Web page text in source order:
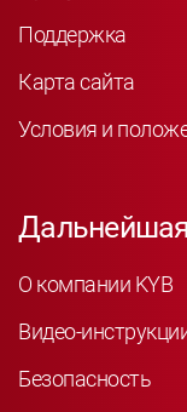
Поддержка
Карта сайта
Условия и
О компании KYB
Видео-
Безопасность